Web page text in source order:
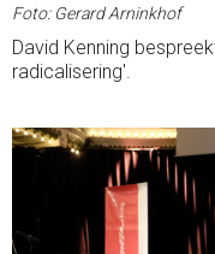
Foto: Gerard Arninkhof
David Kenning
radicalisering'.